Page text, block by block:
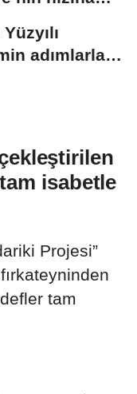
adımlarla
isabetle
Projesi”
tam